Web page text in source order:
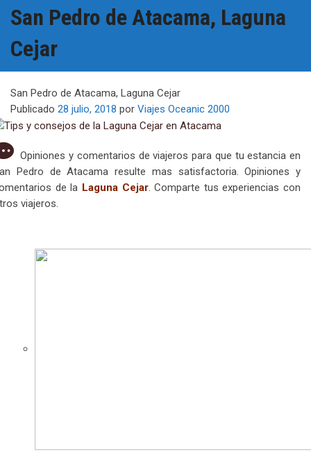
San Pedro de Atacama, Laguna
Cejar
San Pedro de Atacama, Laguna Cejar
Publicado 28 julio, 2018 por Viajes Oceanic 2000
Opiniones y comentarios de viajeros para que tu estancia en
Pedro de Atacama resulte mas satisfactoria. Opiniones y
de la Laguna Cejar. Comparte tus experiencias con
viajeros.